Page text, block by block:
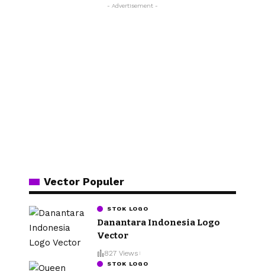
- Advertisement -
Vector Populer
STOK LOGO
Danantara Indonesia Logo
Vector
827 Views
STOK LOGO